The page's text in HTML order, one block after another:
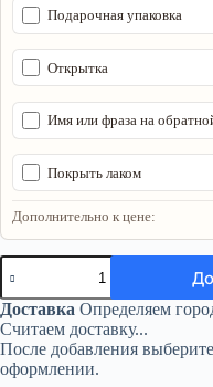
Подарочная упаковка
Открытка
Имя или фраза на
Покрыть лаком
Дополнительно к цене:
Количество
товара
Шкатулка
«The
Lovers»
—
дерево
Доставка Определяем
Считаем доставку...
После добавления
оформлении.